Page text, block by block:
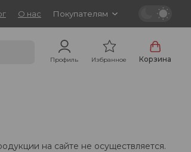
О нас Покупателям
Профиль Избранное Корзина
на сайте не осуществляется.